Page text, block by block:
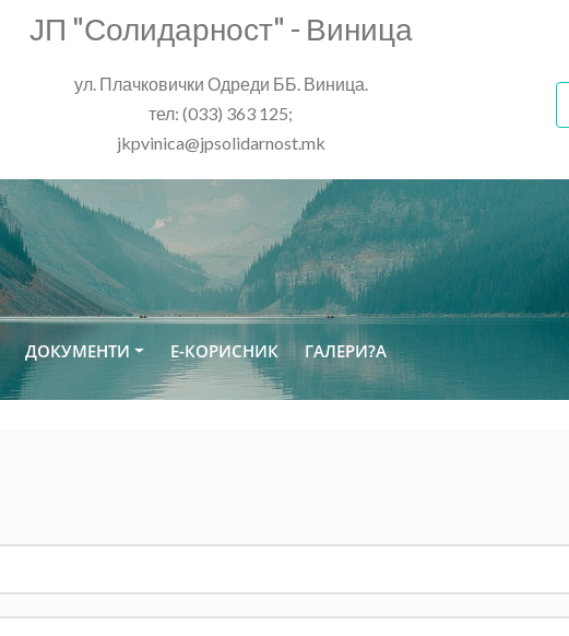
ЈП "Солидарност" - Виница
ул. Плачковички Одреди ББ. Виница.
тел: (033) 363 125;
jkpvinica@jpsolidarnost.mk
ДОКУМЕНТИ Е-КОРИСНИК ГАЛЕРИ?А